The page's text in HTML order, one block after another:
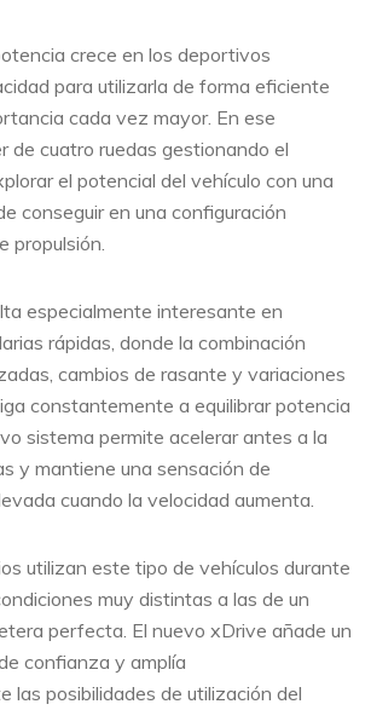
crece en los deportivos
para utilizarla de forma eficiente
cada vez mayor. En ese
de cuatro ruedas gestionando el
el potencial del vehículo con una
conseguir en una configuración
propulsión.
especialmente interesante en
rápidas, donde la combinación
cambios de rasante y variaciones
constantemente a equilibrar potencia
sistema permite acelerar antes a la
y mantiene una sensación de
cuando la velocidad aumenta.
utilizan este tipo de vehículos durante
muy distintas a las de un
perfecta. El nuevo xDrive añade un
confianza y amplía
las posibilidades de utilización del